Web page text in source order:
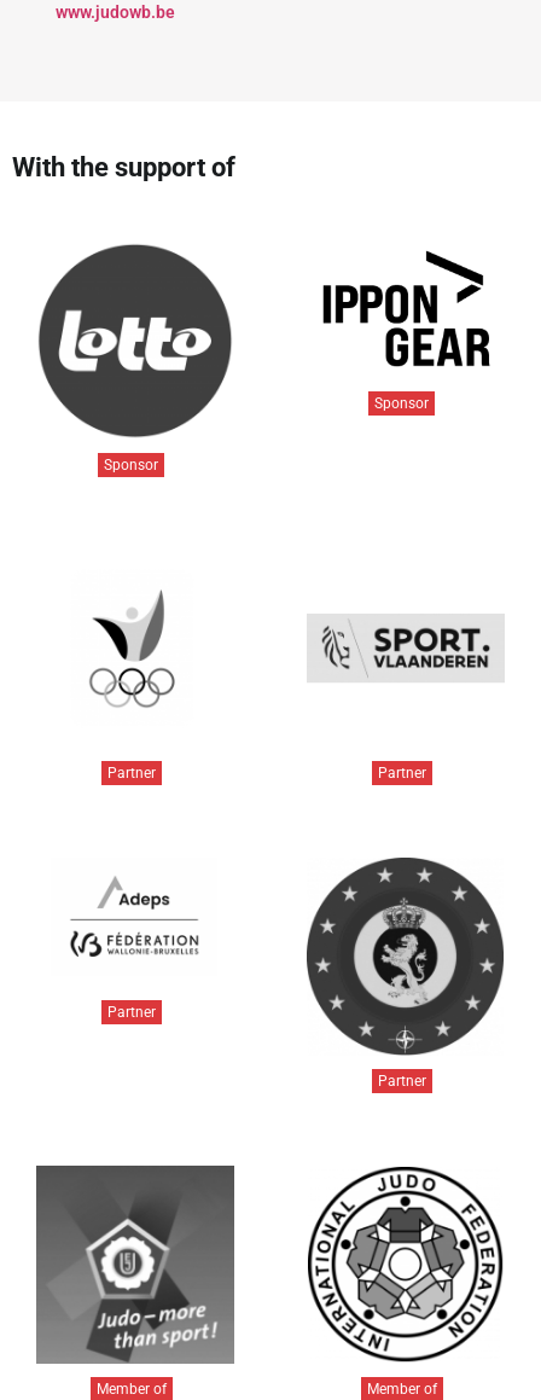
www.judowb.be
With the support of
Sponsor
Sponsor
Partner Partner
Partner
Partner
Member of Member of